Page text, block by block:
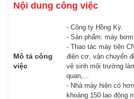
Nội dung công việc
Mô tả công
việc
- Công ty Hồng Kỳ.
- Sản phẩm: máy
- Thao tác máy tiện
điện cơ, vận chuyển
vệ sinh môi trường
quan,...
- Nhà máy hiện có
khoảng 150 lao động